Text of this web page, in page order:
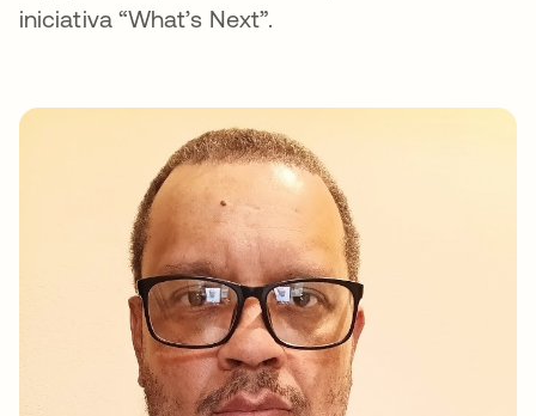
iniciativa “What’s Next”.